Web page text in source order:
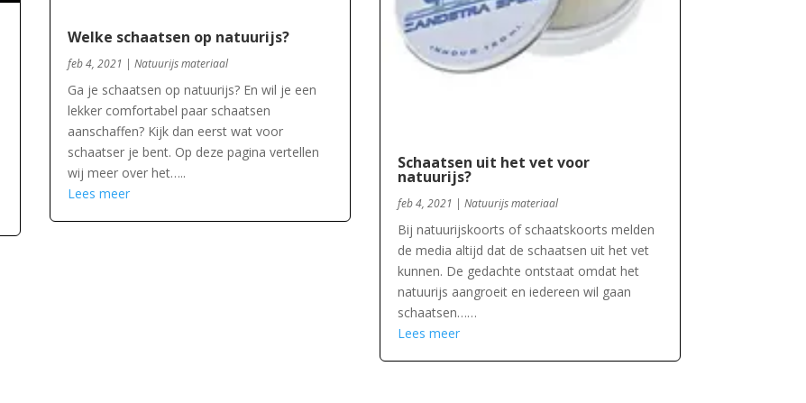
Welke schaatsen op natuurijs?
feb 4, 2021 |Natuurijs materiaal
Ga je schaatsen op natuurijs? En wil je een
lekker comfortabel paar schaatsen
aanschaffen? Kijk dan eerst wat voor
schaatser je bent. Op deze pagina vertellen
wij meer over het…..
Lees meer
Schaatsen uit het vet voor
natuurijs?
feb 4, 2021 | Natuurijs materiaal
Bij natuurijskoorts of schaatskoorts melden
de media altijd dat de schaatsen uit het vet
kunnen. De gedachte ontstaat omdat het
natuurijs aangroeit en iedereen wil gaan
schaatsen……
Lees meer